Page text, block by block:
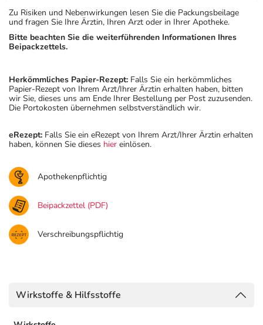
Zu Risiken und Nebenwirkungen lesen Sie die Packungsbeilage
und fragen Sie Ihre Ärztin, Ihren Arzt oder in Ihrer Apotheke.
Bitte beachten Sie die weiterführenden Informationen Ihres
Beipackzettels.
Herkömmliches Papier-Rezept: Falls Sie ein herkömmliches
Papier-Rezept von Ihrem Arzt/Ihrer Ärztin erhalten haben, bitten
wir Sie, dieses uns am Ende Ihrer Bestellung per Post zuzusenden.
Die Portokosten übernehmen selbstverständlich wir.
eRezept: Falls Sie ein eRezept von Ihrem Arzt/Ihrer Ärztin erhalten
haben, können Sie dieses hier einlösen.
Apothekenpflichtig
Beipackzettel (PDF)
Verschreibungspflichtig
Wirkstoffe & Hilfsstoffe